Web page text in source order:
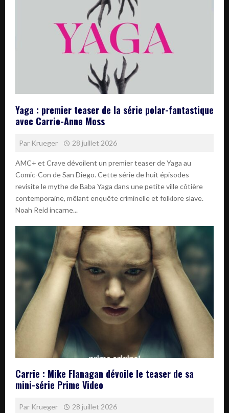
Yaga : premier teaser de la série polar-fantastique
avec Carrie-Anne Moss
Par Krueger 28 juillet 2026
AMC+ et Crave dévoilent un premier teaser de Yaga au
Comic-Con de San Diego. Cette série de huit épisodes
revisite le mythe de Baba Yaga dans une petite ville côtière
contemporaine, mêlant enquête criminelle et folklore slave.
Noah Reid incarne...
Carrie : Mike Flanagan dévoile le teaser de sa
mini-série Prime Video
Par Krueger 28 juillet 2026